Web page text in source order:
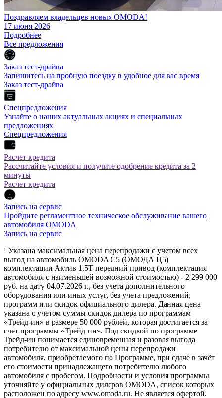
Поздравляем владельцев новых OMODA!
17 июня 2026
Подробнее
Все предложения
Заказ тест-драйва
Запишитесь на пробную поездку в удобное для вас время
Заказ тест-драйва
Спецпредложения
Узнайте о наших актуальных акциях и специальных
предложениях
Спецпредложения
Расчет кредита
Рассчитайте условия и получите одобрение кредита за 2
минуты
Расчет кредита
Запись на сервис
Пройдите регламентное техническое обслуживание вашего
автомобиля OMODA
Запись на сервис
¹ Указана максимальная цена перепродажи с учетом всех
выгод на автомобиль OMODA C5 (ОМОДА Ц5)
комплектации Актив 1.5Т передний привод (комплектация
автомобиля с наименьшей возможной стоимостью) - 2 299 000
руб. на дату 04.07.2026 г., без учета дополнительного
оборудования или иных услуг, без учета предложений,
программ или скидок официального дилера. Данная цена
указана с учетом суммы скидок дилера по программам
«Трейд-ин» в размере 50 000 рублей, которая достигается за
счет программы «Трейд-ин». Под скидкой по программе
Трейд-ин понимается единовременная и разовая выгода
потребителю от максимальной цены перепродажи
автомобиля, приобретаемого по Программе, при сдаче в зачёт
его стоимости принадлежащего потребителю любого
автомобиля с пробегом. Подробности и условия программы
уточняйте у официальных дилеров OMODA, список которых
расположен по адресу www.omoda.ru. Не является офертой.